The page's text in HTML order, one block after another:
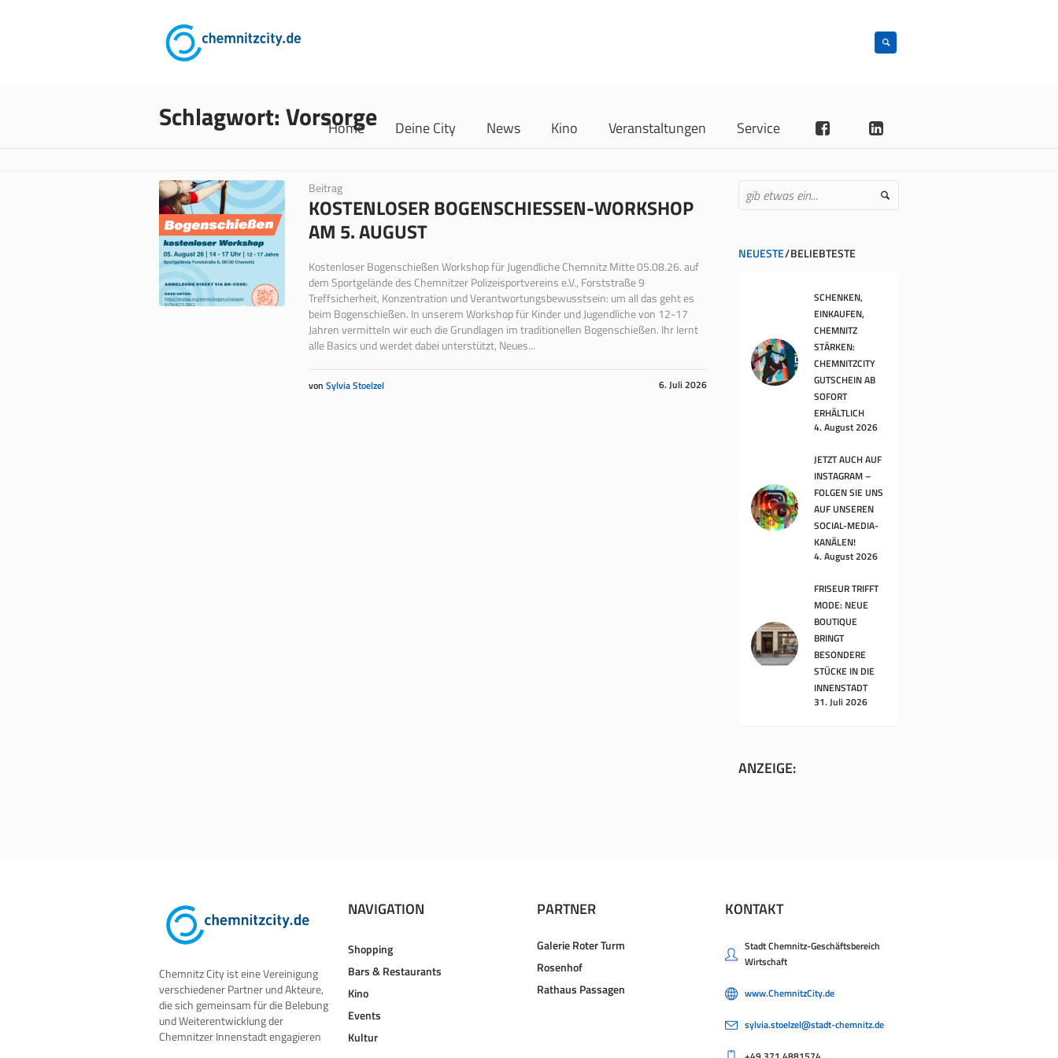
Home Deine City News Kino Veranstaltungen Service
Schlagwort:Vorsorge
Beitrag
KOSTENLOSER BOGENSCHIESSEN-WORKSHOP A
M 5. AUGUST
Kostenloser Bogenschießen Workshop für Jugendliche Chemnitz Mitte 05.08.26. auf
dem Sportgelände des Chemnitzer Polizeisportvereins e.V., Forststraße 9
Treffsicherheit, Konzentration und Verantwortungsbewusstsein: um all das geht es
beim Bogenschießen. In unserem Workshop für Kinder und Jugendliche von 12-17
Jahren vermitteln wir euch die Grundlagen im traditionellen Bogenschießen. Ihr lernt
alle Basics und werdet dabei unterstützt, Neues...
6. Juli 2026
von Sylvia Stoelzel
NEUESTE BELIEBTESTE
SCHENKEN,
EINKAUFEN,
CHEMNITZ
STÄRKEN:
CHEMNITZCITY
GUTSCHEIN AB
SOFORT
ERHÄLTLICH
4. August 2026
JETZT AUCH AUF
INSTAGRAM –
FOLGEN SIE UNS
AUF UNSEREN
SOCIAL-MEDIA-
KANÄLEN!
4. August 2026
FRISEUR TRIFFT
MODE: NEUE
BOUTIQUE
BRINGT
BESONDERE
STÜCKE IN DIE
INNENSTADT
31. Juli 2026
ANZEIGE:
Chemnitz City ist eine Vereinigung
verschiedener Partner und Akteure,
die sich gemeinsam für die Belebung
und Weiterentwicklung der
Chemnitzer Innenstadt engagieren
NAVIGATION
Shopping
Bars & Restaurants
Kino
Events
Kultur
PARTNER
Galerie Roter Turm
Rosenhof
Rathaus Passagen
KONTAKT
Stadt Chemnitz-Geschäftsbereich
Wirtschaft
www.ChemnitzCity.de
sylvia.stoelzel@stadt-chemnitz.de